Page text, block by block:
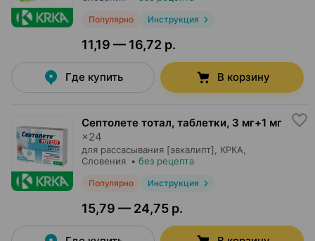
Популярно Инструкция
11,19 — 16,72 р.
Где купить В корзину
Септолете тотал, таблетки, 3 мг+1 мг
×24
для рассасывания [эвкалипт], КРКА
Словения • без рецепта
Популярно Инструкция
15,79 — 24,75 р.